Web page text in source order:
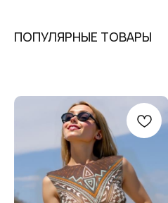
ПОПУЛЯРНЫЕ ТОВАРЫ
MY
КАТАЛОГ + 7 (927) 490-00-
СТАТЬИ